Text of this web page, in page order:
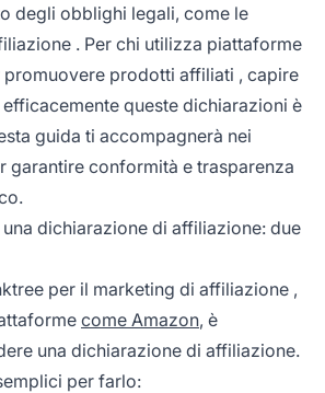
degli obblighi legali, come le
. Per chi utilizza piattaforme
promuovere prodotti affiliati , capire
queste dichiarazioni è
guida ti accompagnerà nei
garantire conformità e trasparenza
dichiarazione di affiliazione: due
per il marketing di affiliazione ,
come Amazon, è
una dichiarazione di affiliazione.
per farlo: